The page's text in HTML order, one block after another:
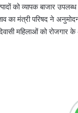
को व्यापक बाजार
का मंत्री परिषद ने
महिलाओं को रोजगार